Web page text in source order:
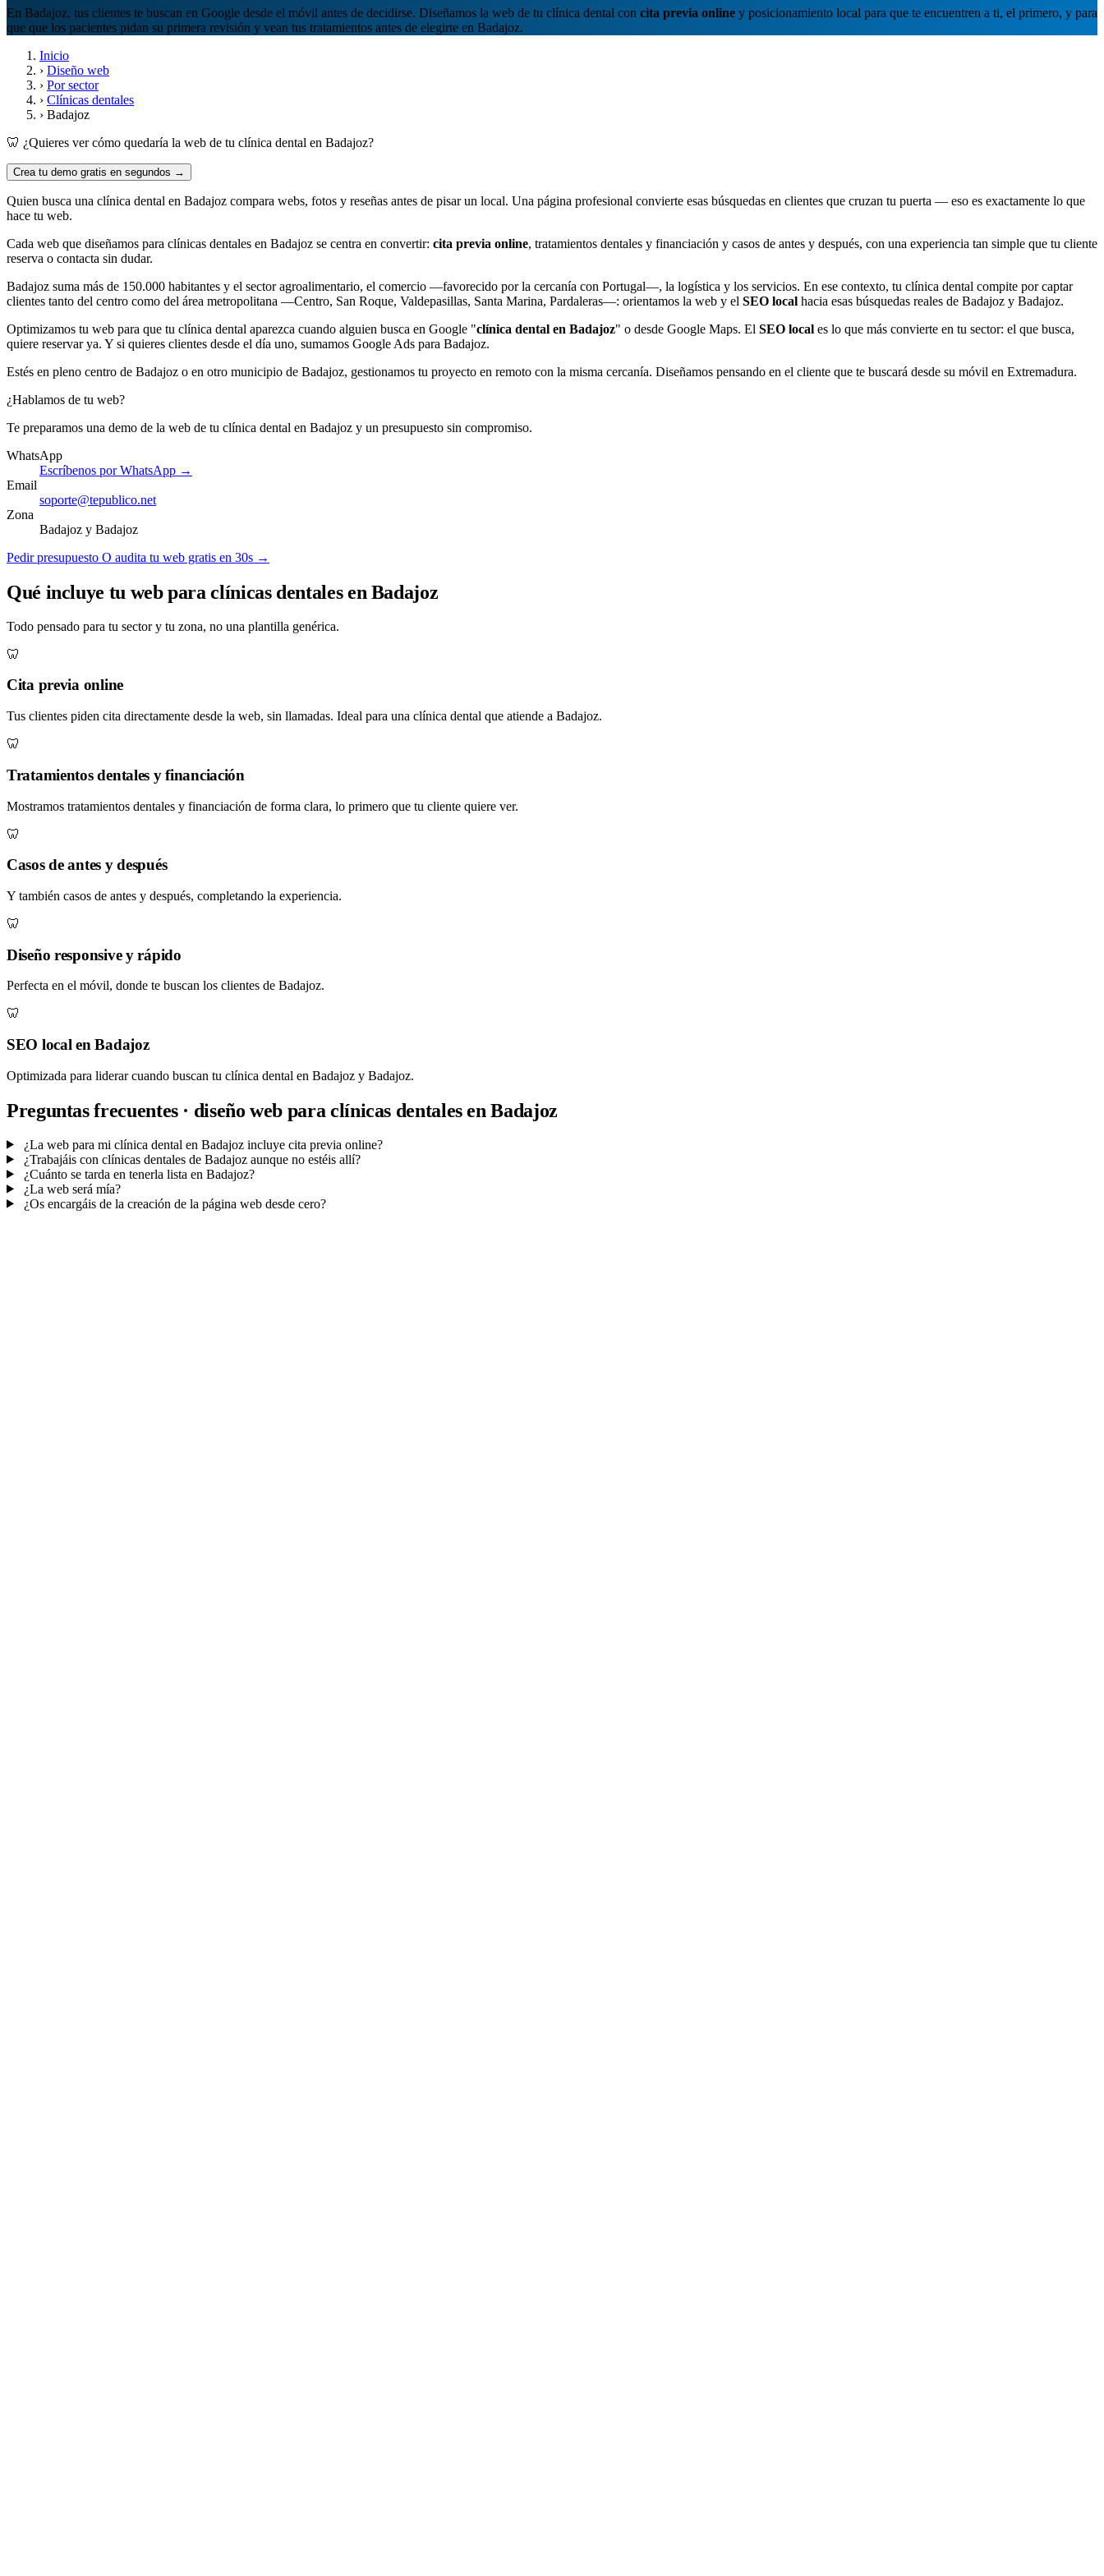
En Badajoz, tus clientes te buscan en Google desde el móvil antes de decidirse. Diseñamos la web de tu clínica dental con cita previa online y posicionamiento local para que te encuentren a ti, el primero, y para
que que los pacientes pidan su primera revisión y vean tus tratamientos antes de elegirte en Badajoz.
Inicio
› Diseño web
› Por sector
› Clínicas dentales
› Badajoz
🦷 ¿Quieres ver cómo quedaría la web de tu clínica dental en Badajoz?
Crea tu demo gratis en segundos →
Quien busca una clínica dental en Badajoz compara webs, fotos y reseñas antes de pisar un local. Una página profesional convierte esas búsquedas en clientes que cruzan tu puerta — eso es exactamente lo que
hace tu web.
Cada web que diseñamos para clínicas dentales en Badajoz se centra en convertir: cita previa online, tratamientos dentales y financiación y casos de antes y después, con una experiencia tan simple que tu cliente
reserva o contacta sin dudar.
Badajoz suma más de 150.000 habitantes y el sector agroalimentario, el comercio —favorecido por la cercanía con Portugal—, la logística y los servicios. En ese contexto, tu clínica dental compite por captar
clientes tanto del centro como del área metropolitana —Centro, San Roque, Valdepasillas, Santa Marina, Pardaleras—: orientamos la web y el SEO local hacia esas búsquedas reales de Badajoz y Badajoz.
Optimizamos tu web para que tu clínica dental aparezca cuando alguien busca en Google "clínica dental en Badajoz" o desde Google Maps. El SEO local es lo que más convierte en tu sector: el que busca,
quiere reservar ya. Y si quieres clientes desde el día uno, sumamos Google Ads para Badajoz.
Estés en pleno centro de Badajoz o en otro municipio de Badajoz, gestionamos tu proyecto en remoto con la misma cercanía. Diseñamos pensando en el cliente que te buscará desde su móvil en Extremadura.
¿Hablamos de tu web?
Te preparamos una demo de la web de tu clínica dental en Badajoz y un presupuesto sin compromiso.
WhatsApp
Escríbenos por WhatsApp →
Email
soporte@tepublico.net
Zona
Badajoz y Badajoz
Pedir presupuesto O audita tu web gratis en 30s →
Qué incluye tu web para clínicas dentales en Badajoz
Todo pensado para tu sector y tu zona, no una plantilla genérica.
🦷
Cita previa online
Tus clientes piden cita directamente desde la web, sin llamadas. Ideal para una clínica dental que atiende a Badajoz.
🦷
Tratamientos dentales y financiación
Mostramos tratamientos dentales y financiación de forma clara, lo primero que tu cliente quiere ver.
🦷
Casos de antes y después
Y también casos de antes y después, completando la experiencia.
🦷
Diseño responsive y rápido
Perfecta en el móvil, donde te buscan los clientes de Badajoz.
🦷
SEO local en Badajoz
Optimizada para liderar cuando buscan tu clínica dental en Badajoz y Badajoz.
Preguntas frecuentes · diseño web para clínicas dentales en Badajoz
¿La web para mi clínica dental en Badajoz incluye cita previa online?
¿Trabajáis con clínicas dentales de Badajoz aunque no estéis allí?
¿Cuánto se tarda en tenerla lista en Badajoz?
¿La web será mía?
¿Os encargáis de la creación de la página web desde cero?